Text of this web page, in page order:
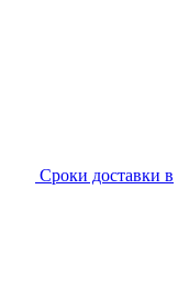
Сроки доставки в